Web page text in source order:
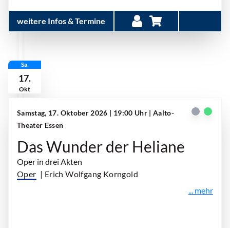
weitere Infos & Termine
Sa.
17.
Okt
Samstag, 17. Oktober 2026 | 19:00 Uhr | Aalto-
Theater Essen
Das Wunder der Heliane
Oper in drei Akten
Oper | Erich Wolfgang Korngold
... mehr